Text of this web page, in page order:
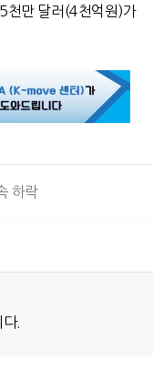
천만 달러(4천억원)가
하락
.